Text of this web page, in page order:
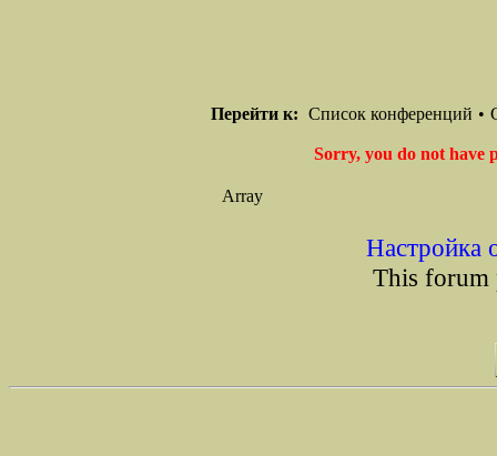
Перейти к: Список конференций •
Sorry, you do not have
Array
Настройка
This